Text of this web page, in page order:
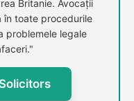
Britanie. Avocații
în toate procedurile
problemele legale